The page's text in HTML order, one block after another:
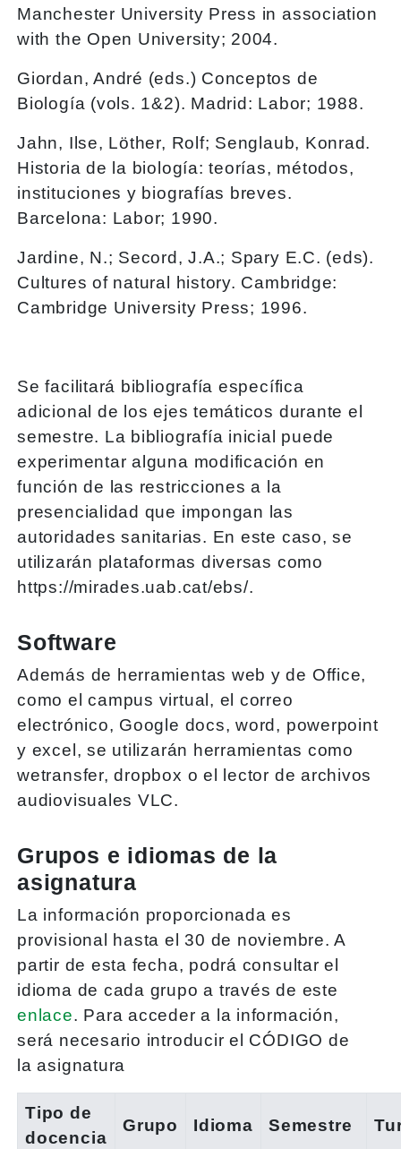
Manchester University Press in association
with the Open University; 2004.
Giordan, André (eds.) Conceptos de
Biología (vols. 1&2). Madrid: Labor; 1988.
Jahn, Ilse, Löther, Rolf; Senglaub, Konrad.
Historia de la biología: teorías, métodos,
instituciones y biografías breves.
Barcelona: Labor; 1990.
Jardine, N.; Secord, J.A.; Spary E.C. (eds).
Cultures of natural history. Cambridge:
Cambridge University Press; 1996.
Se facilitará bibliografía específica
adicional de los ejes temáticos durante el
semestre. La bibliografía inicial puede
experimentar alguna modificación en
función de las restricciones a la
presencialidad que impongan las
autoridades sanitarias. En este caso, se
utilizarán plataformas diversas como
https://mirades.uab.cat/ebs/.
Software
Además de herramientas web y de Office,
como el campus virtual, el correo
electrónico, Google docs, word, powerpoint
y excel, se utilizarán herramientas como
wetransfer, dropbox o el lector de archivos
audiovisuales VLC.
Grupos e idiomas de la
asignatura
La información proporcionada es
provisional hasta el 30 de noviembre. A
partir de esta fecha, podrá consultar el
idioma de cada grupo a través de este
enlace. Para acceder a la información,
será necesario introducir el CÓDIGO de
la asignatura
Tipo de
docencia
Grupo Idioma Semestre